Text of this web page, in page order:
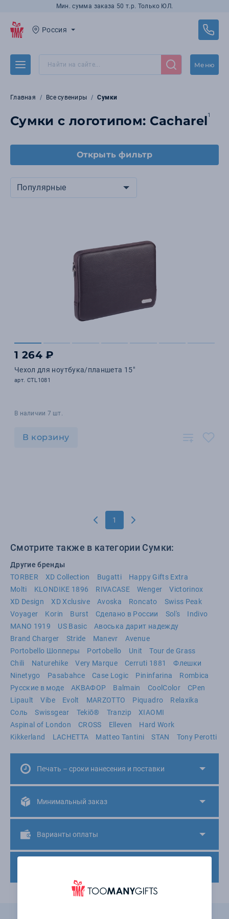
Мин. сумма заказа 50 т.р. Только ЮЛ.
Россия
Меню
Главная Все сувениры Сумки
Сумки с логотипом: Cacharel1
Открыть фильтр
Популярные
1 264 ₽
Чехол для ноутбука/планшета 15"
арт. CTL1081
В наличии 7 шт.
В корзину
1
Смотрите также в категории Сумки:
Другие бренды
TORBER
XD Collection Bugatti
Happy Gifts Extra
Molti
KLONDIKE 1896 RIVACASE Wenger
Victorinox
XD Design
XD Xclusive Avoska Roncato
Swiss Peak
Voyager
Korin Burst Сделано в России Sol's
Indivo
MANO 1919
US Basic
Авоська дарит надежду
Brand Charger
Stride Manevr
Avenue
Portobello Шопперы
Portobello Unit
Tour de Grass
Chili
Naturehike Very Marque Cerruti 1881
Флешки
Ninetygo
Pasabahce Case Logic Pininfarina
Rombica
Русские в моде
АКВАФОР Balmain CoolColor
CPen
Lipault
Vibe Evolt MARZOTTO Piquadro
Relaxika
Соль
Swissgear Tekiō® Tranzip
XIAOMI
Aspinal of London
CROSS Elleven
Hard Work
Kikkerland
LACHETTA Matteo Tantini STAN Tony Perotti
Печать – сроки нанесения и поставки
Минимальный заказ
Варианты оплаты